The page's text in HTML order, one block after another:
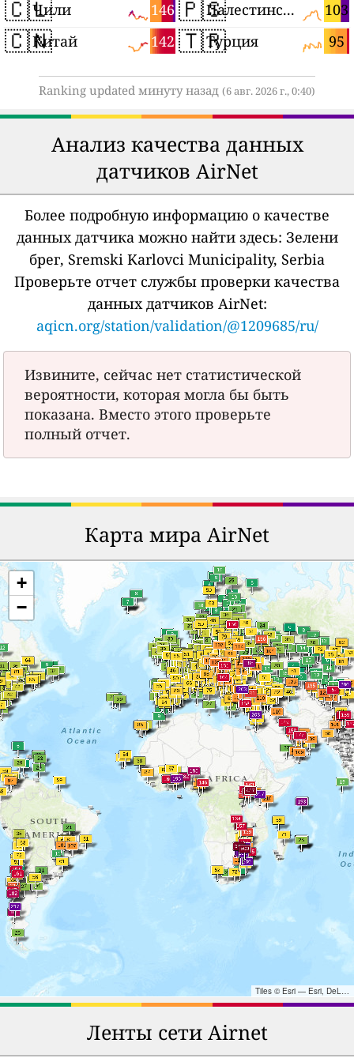
🇨🇱 146
Чили
🇨🇳 142
Китай
🇵🇸 103
Палестинские территории
🇹🇷 95
Турция
Ranking updated минуту назад (6 авг. 2026 г., 0:40)
Анализ качества данных
датчиков AirNet
Более подробную информацию о качестве
данных датчика можно найти здесь: Зелени
брег, Sremski Karlovci Municipality, Serbia
Проверьте отчет службы проверки качества
данных датчиков AirNet:
aqicn.org/station/validation/@1209685/ru/
Извините, сейчас нет статистической
вероятности, которая могла бы быть
показана. Вместо этого проверьте
полный отчет.
Карта мира AirNet
+
−
Ленты сети Airnet